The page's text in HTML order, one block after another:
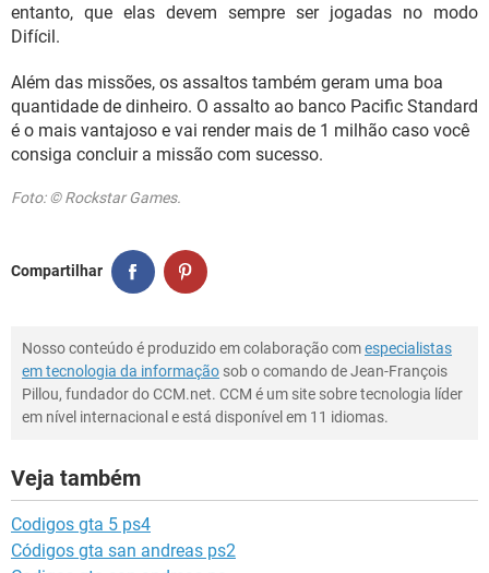
entanto, que elas devem sempre ser jogadas no modo
Difícil.
Além das missões, os assaltos também geram uma boa
quantidade de dinheiro. O assalto ao banco Pacific Standard
é o mais vantajoso e vai render mais de 1 milhão caso você
consiga concluir a missão com sucesso.
Foto: © Rockstar Games.
Compartilhar
Nosso conteúdo é produzido em colaboração comespecialistas
em tecnologia da informação sob o comando de Jean-François
Pillou, fundador do CCM.net. CCM é um site sobre tecnologia líder
em nível internacional e está disponível em 11 idiomas.
Veja também
Codigos gta 5 ps4
Códigos gta san andreas ps2